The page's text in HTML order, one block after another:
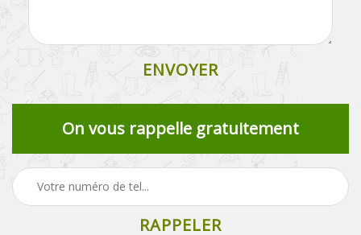
On vous rappelle gratuitement